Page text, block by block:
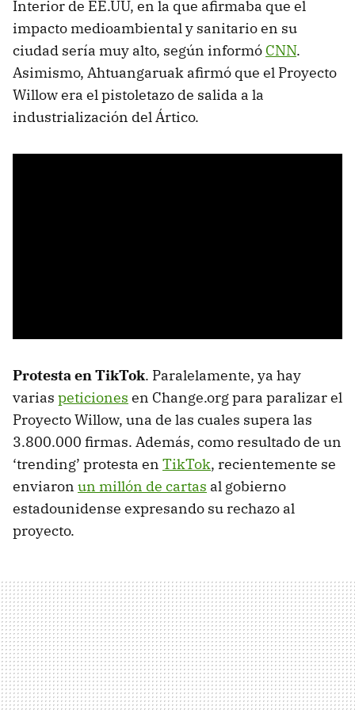
Interior de EE.UU, en la que afirmaba que el
impacto medioambiental y sanitario en su
ciudad sería muy alto, según informó CNN.
Asimismo, Ahtuangaruak afirmó que el Proyecto
Willow era el pistoletazo de salida a la
industrialización del Ártico.
Protesta en TikTok. Paralelamente, ya hay
varias peticiones en Change.org para paralizar el
Proyecto Willow, una de las cuales supera las
3.800.000 firmas. Además, como resultado de un
‘trending’ protesta en TikTok, recientemente se
enviaron un millón de cartas al gobierno
estadounidense expresando su rechazo al
proyecto.